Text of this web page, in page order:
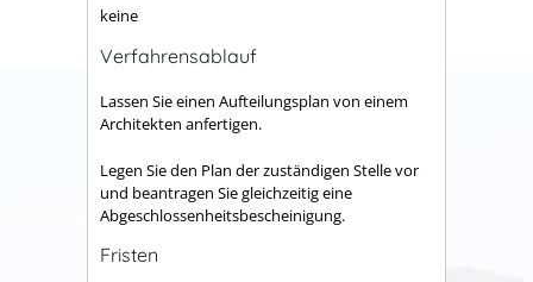
keine
Verfahrensablauf
Lassen Sie einen Aufteilungsplan von einem
Architekten anfertigen.
Legen Sie den Plan der zuständigen Stelle vor
und beantragen Sie gleichzeitig eine
Abgeschlossenheitsbescheinigung.
Fristen